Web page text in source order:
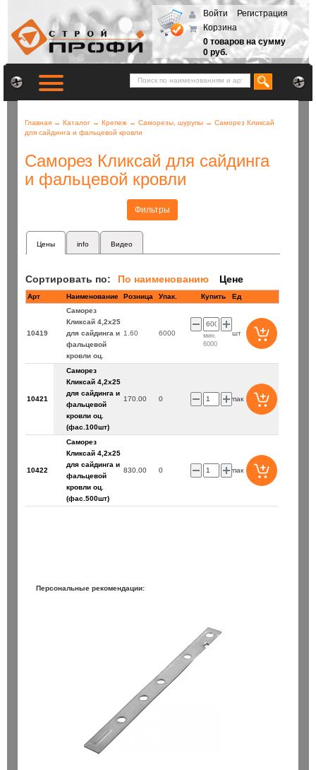
Войти
Регистрация
Корзина
0 товаров на сумму
0 руб.
Главная → Каталог → Крепеж → Саморезы, шурупы → Саморез Кликсай
для сайдинга и фальцевой кровли
Саморез Кликсай для сайдинга
и фальцевой кровли
Фильтры
Цены info Видео
Сортировать по: По наименованию Цене
Арт Наименование Розница Купить Ед
10419
Саморез
Кликсай 4,2х25
для сайдинга и
фальцевой
кровли оц.
1.60 6000
мин.
6000
шт
10421
Саморез
Кликсай 4,2х25
для сайдинга и
фальцевой
кровли оц.
(фас.100шт)
170.00 0 упак
10422
Саморез
Кликсай 4,2х25
для сайдинга и
фальцевой
кровли оц.
(фас.500шт)
830.00 0 упак
Персональные рекомендации: